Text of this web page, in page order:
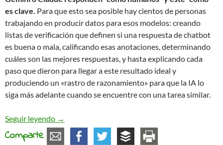
es clave. Para que esto sea posible hay cientos de personas
trabajando en producir datos para esos modelos: creando
listas de verificación que definen si una respuesta de chatbot
es buena o mala, calificando esas anotaciones, determinando
cuáles son las mejores respuestas, y hasta explicando cada
paso que dieron para llegar a este resultado ideal y
produciendo un «rastro de razonamiento» para que la IA lo
siga más adelante cuando se encuentre con una tarea similar.
Seguir leyendo El extractivismo humano detrás de la IA
→
Comparte